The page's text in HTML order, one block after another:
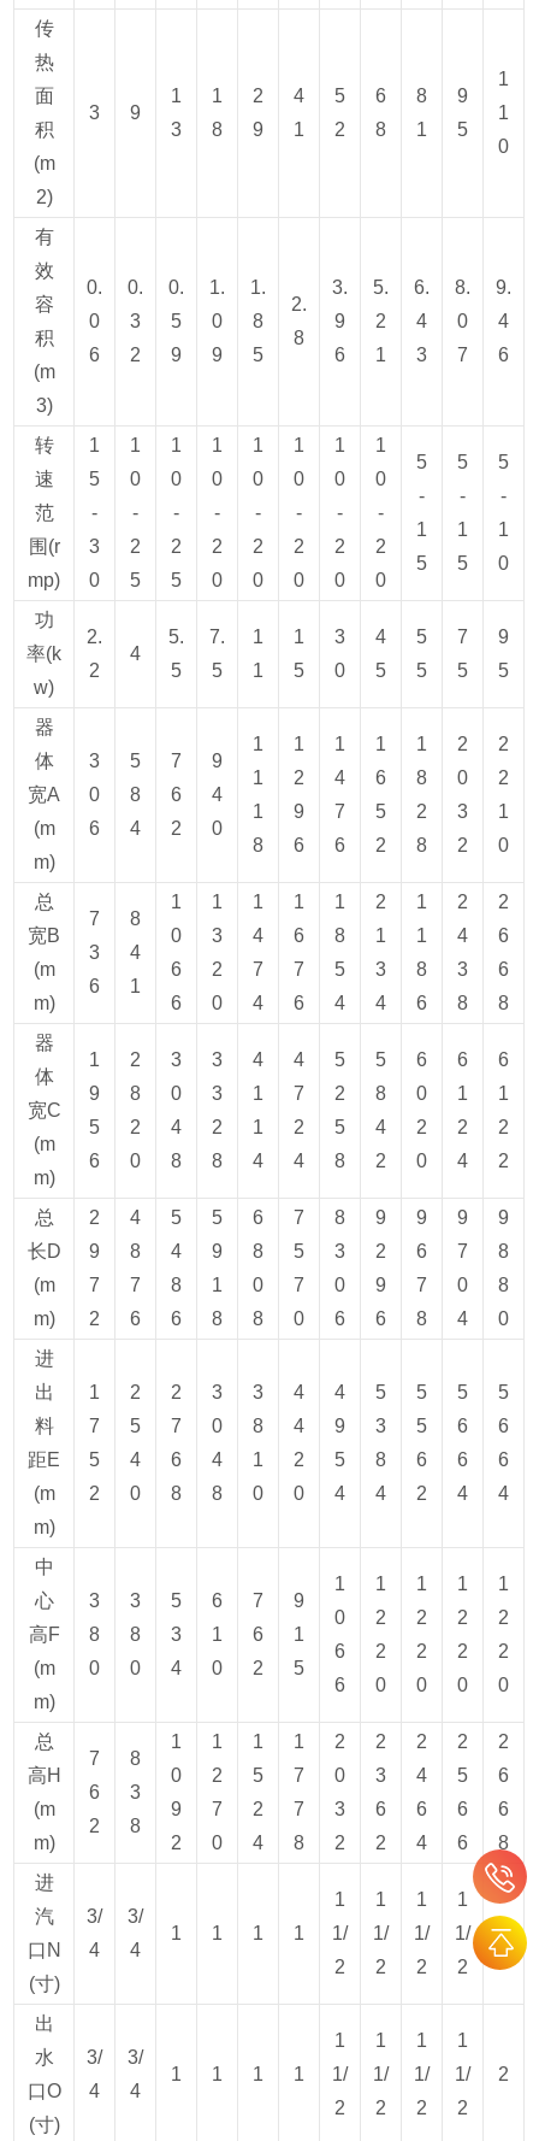
传
热
面
积
(m
2)
3 9
1
3
1
8
2
9
4
1
5
2
6
8
8
1
9
5
1
1
0
有
效
容
积
(m
3)
0.
0
6
0.
3
2
0.
5
9
1.
0
9
1.
8
5
2.
8
3.
9
6
5.
2
1
6.
4
3
8.
0
7
9.
4
6
转
速
范
围(r
mp)
1
5
-
3
0
1
0
-
2
5
1
0
-
2
5
1
0
-
2
0
1
0
-
2
0
1
0
-
2
0
1
0
-
2
0
1
0
-
2
0
5
-
1
5
5
-
1
5
5
-
1
0
功
率(k
w)
2.
2
4
5.
5
7.
5
1
1
1
5
3
0
4
5
5
5
7
5
9
5
器
体
宽A
(m
m)
3
0
6
5
8
4
7
6
2
9
4
0
1
1
1
8
1
2
9
6
1
4
7
6
1
6
5
2
1
8
2
8
2
0
3
2
2
2
1
0
总
宽B
(m
m)
7
3
6
8
4
1
1
0
6
6
1
3
2
0
1
4
7
4
1
6
7
6
1
8
5
4
2
1
3
4
1
1
8
6
2
4
3
8
2
6
6
8
器
体
宽C
(m
m)
1
9
5
6
2
8
2
0
3
0
4
8
3
3
2
8
4
1
1
4
4
7
2
4
5
2
5
8
5
8
4
2
6
0
2
0
6
1
2
4
6
1
2
2
总
长D
(m
m)
2
9
7
2
4
8
7
6
5
4
8
6
5
9
1
8
6
8
0
8
7
5
7
0
8
3
0
6
9
2
9
6
9
6
7
8
9
7
0
4
9
8
8
0
进
出
料
距E
(m
m)
1
7
5
2
2
5
4
0
2
7
6
8
3
0
4
8
3
8
1
0
4
4
2
0
4
9
5
4
5
3
8
4
5
5
6
2
5
6
6
4
5
6
6
4
中
心
高F
(m
m)
3
8
0
3
8
0
5
3
4
6
1
0
7
6
2
9
1
5
1
0
6
6
1
2
2
0
1
2
2
0
1
2
2
0
1
2
2
0
总
高H
(m
m)
7
6
2
8
3
8
1
0
9
2
1
2
7
0
1
5
2
4
1
7
7
8
2
0
3
2
2
3
6
2
2
4
6
4
2
5
6
6
2
6
6
8
进
汽
口N
(寸)
3/
4
3/
4
1 1 1 1
1
1/
2
1
1/
2
1
1/
2
1
1/
2
2
出
水
口O
(寸)
3/
4
3/
4
1 1 1 1
1
1/
2
1
1/
2
1
1/
2
1
1/
2
2